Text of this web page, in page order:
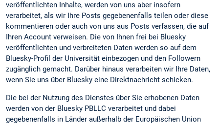
veröffentlichten Inhalte, werden von uns aber insofern
verarbeitet, als wir Ihre Posts gegebenenfalls teilen oder diese
kommentieren oder auch von uns aus Posts verfassen, die auf
Ihren Account verweisen. Die von Ihnen frei bei Bluesky
veröffentlichten und verbreiteten Daten werden so auf dem
Bluesky-Profil der Universität einbezogen und den Followern
zugänglich gemacht. Darüber hinaus verarbeiten wir Ihre Daten,
wenn Sie uns über Bluesky eine Direktnachricht schicken.
Die bei der Nutzung des Dienstes über Sie erhobenen Daten
werden von der Bluesky PBLLC verarbeitet und dabei
gegebenenfalls in Länder außerhalb der Europäischen Union